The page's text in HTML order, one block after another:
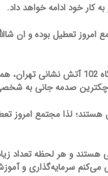
کار خود ادامه خواهد داد.
تعطیل بوده و ان
در این اطلاعیه آمده است: «ضمن تشکر از
صدمه جانی به
لذا مجتمع امروز
و هر لحظه تعداد زیادی
سرمایه‌گذاری و